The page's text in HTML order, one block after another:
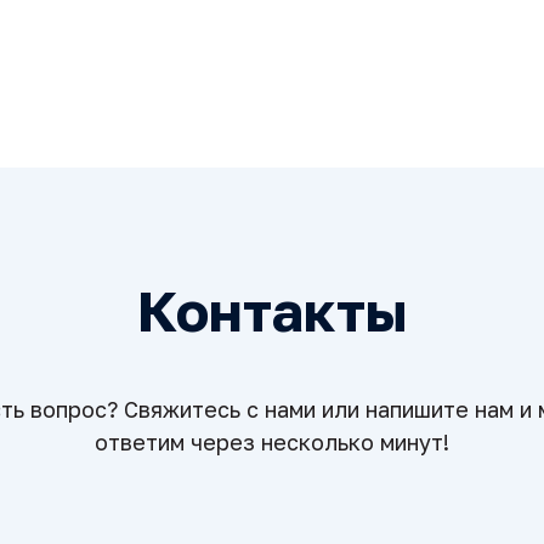
Контакты
вопрос? Свяжитесь с нами или напишите нам и
ответим через несколько минут!